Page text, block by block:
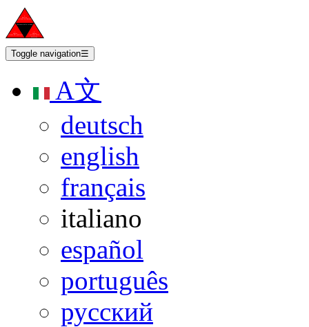
Toggle navigation☰
A文
deutsch
english
français
italiano
español
português
русский